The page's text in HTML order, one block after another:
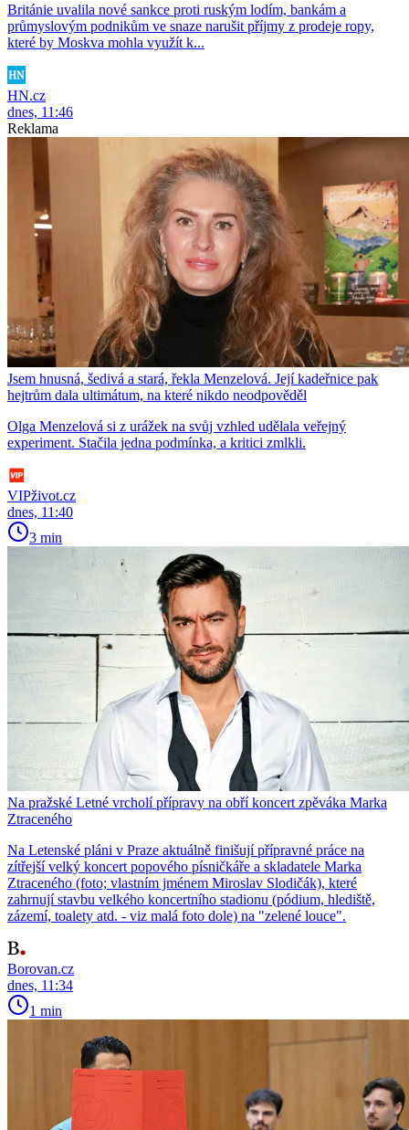
Británie uvalila nové sankce proti ruským lodím, bankám a
průmyslovým podnikům ve snaze narušit příjmy z prodeje ropy,
které by Moskva mohla využít k...
HN.cz
dnes, 11:46
Reklama
Jsem hnusná, šedivá a stará, řekla Menzelová. Její kadeřnice pak
hejtrům dala ultimátum, na které nikdo neodpověděl
Olga Menzelová si z urážek na svůj vzhled udělala veřejný
experiment. Stačila jedna podmínka, a kritici zmlkli.
VIPživot.cz
dnes, 11:40
3 min
Na pražské Letné vrcholí přípravy na obří koncert zpěváka Marka
Ztraceného
Na Letenské pláni v Praze aktuálně finišují přípravné práce na
zítřejší velký koncert popového písničkáře a skladatele Marka
Ztraceného (foto; vlastním jménem Miroslav Slodičák), které
zahrnují stavbu velkého koncertního stadionu (pódium, hlediště,
zázemí, toalety atd. - viz malá foto dole) na "zelené louce".
Borovan.cz
dnes, 11:34
1 min